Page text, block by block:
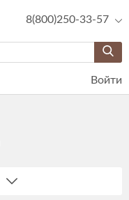
8(800)250-33-57
Войти